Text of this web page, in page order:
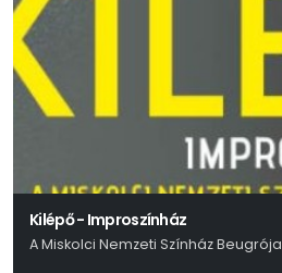
Kilépő - Improszínház
A Miskolci Nemzeti Színház Beugrója